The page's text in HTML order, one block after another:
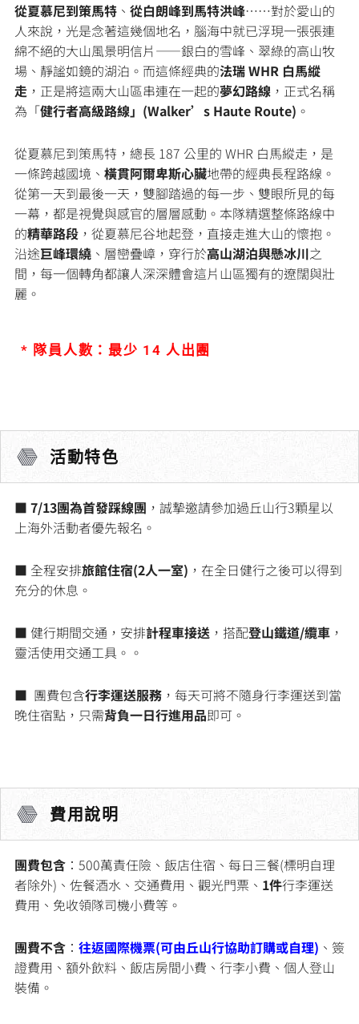
從夏慕尼到策馬特 、 從白朗峰到馬特洪峰……對於愛山的
人來說，光是念著這幾個地名，腦海中就已浮現一張張連
綿不絕的大山風景明信片——銀白的雪峰、翠綠的高山牧
場、靜謐如鏡的湖泊。而這條經典的法瑞 WHR 白馬縱
走 ，正是將這兩大山區串連在一起的夢幻路線 ，正式名稱
為「健行者高級路線」(Walker’s Haute Route) 。
從夏慕尼到策馬特，總長 187 公里的 WHR 白馬縱走，是
一條跨越國境、 橫貫阿爾卑斯心臟地帶的經典長程路線。
從第一天到最後一天，雙腳踏過的每一步、雙眼所見的每
一幕，都是視覺與感官的層層感動。本隊精選整條路線中
的精華路段 ，從夏慕尼谷地起登，直接走進大山的懷抱。
沿途巨峰環繞 、層巒疊嶂，穿行於高山湖泊與懸冰川之
間，每一個轉角都讓人深深體會這片山區獨有的遼闊與壯
麗。
* 隊員人數：最少 14 人出團
活動特色
■ 7/13團為首發踩線團 ，誠摯邀請參加過丘山行3顆星以
上海外活動者優先報名。
■ 全程安排旅館住宿(2人一室) ，在全日健行之後可以得到
充分的休息。
■ 健行期間交通，安排計程車接送 ，搭配登山鐵道/纜車 ，
靈活使用交通工具。。
■ 團費包含行李運送服務 ，每天可將不隨身行李運送到當
晚住宿點，只需背負一日行進用品即可。
費用說明
團費包含 ：500萬責任險、飯店住宿、每日三餐(標明自理
者除外)、佐餐酒水、交通費用、觀光門票、 1件行李運送
費用、 免收領隊司機小費等。
團費不含 ： 往返國際機票(可由丘山行協助訂購或自理) 、簽
證費用、額外飲料、飯店房間小費、行李小費、個人登山
裝備。